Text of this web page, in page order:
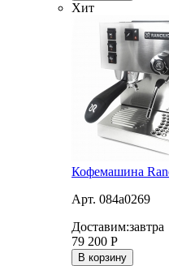
Хит
Кофемашина
Арт. 084a0269
Доставим:завтра
79 200 Р
В корзину